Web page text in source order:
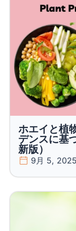
ホエイと植
デンスに基
新版）
9月 5, 2025